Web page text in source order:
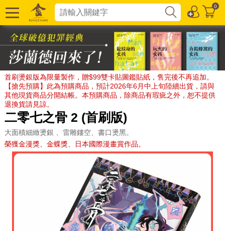
0
首刷燙銀版為限量製作，贈$99雙卡貼圖鑑貼紙，售完後不再追加。
【搶先預購】此為預購商品，預計2026年6月中上旬陸續出貨，請與
其他現貨商品分開結帳。本預購商品，除商品有瑕疵之外，恕不提供
退換貨請見諒。
二零七之骨 2 (首刷版)
大面積細緻燙銀 、雷雕鏤空、書口燙黑。
榮獲金漫獎、金蝶獎、日本國際漫畫賞作品。